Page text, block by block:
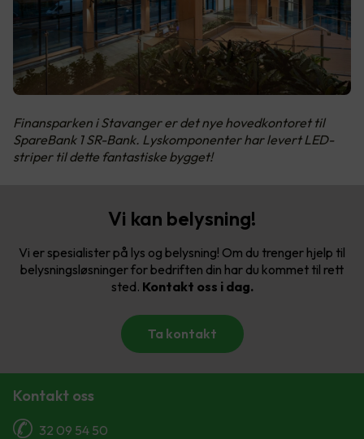
Finansparken i Stavanger er det nye hovedkontoret til
SpareBank 1 SR-Bank. Lyskomponenter har levert LED-
striper til dette fantastiske bygget!
Vi kan belysning!
Vi er spesialister på lys og belysning! Om du trenger hjelp til
belysningsløsninger for bedriften din har du kommet til rett
sted. Kontakt oss i dag.
Ta kontakt
Kontakt oss
32 09 54 50